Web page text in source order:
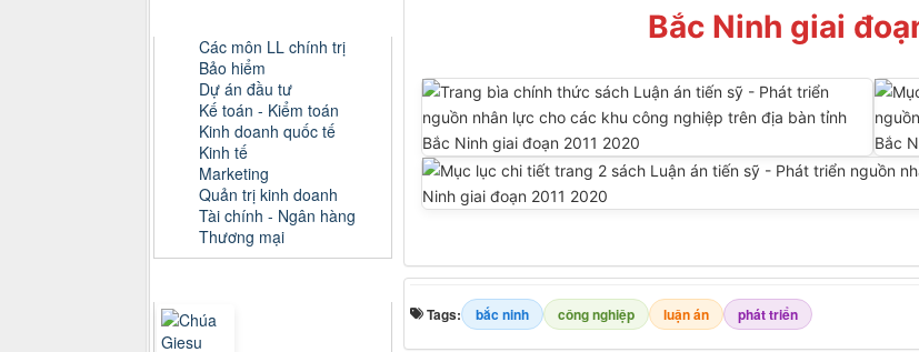
Bắc Ninh giai
Tags: bắc ninh công nghiệp luận án phát triển
Các môn LL chính trị
Bảo hiểm
Dự án đầu tư
Kế toán - Kiểm toán
Kinh doanh quốc tế
Kinh tế
Marketing
Quản trị kinh doanh
Tài chính - Ngân hàng
Thương mại